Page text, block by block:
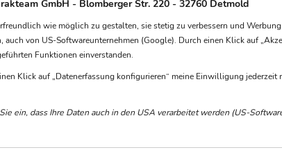
Dokument noch auf dem Weg zu Dir,
nach, sobald Du es erhalten hast )
als 2 Jahre. Wenn Du keinen hast,
zu unserer Internen-Schulung
GmbH - Blomberger Str. 220 - 32760 Detmold
wie möglich zu gestalten, sie stetig zu verbessern und
von US-Softwareunternehmen (Google). Durch einen Klick auf
Funktionen einverstanden.
Klick auf „Datenerfassung konfigurieren“ meine Einwilligung
ein, dass Ihre Daten auch in den USA verarbeitet werden (US-